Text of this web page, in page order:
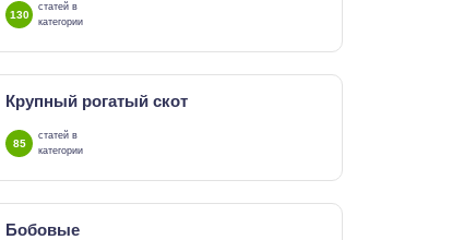
130
статей в
категории
Крупный рогатый скот
85
статей в
категории
Бобовые